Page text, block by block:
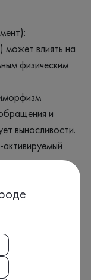
влиять на
физическим
и
выносливости.
на
мышц при
оптимизации